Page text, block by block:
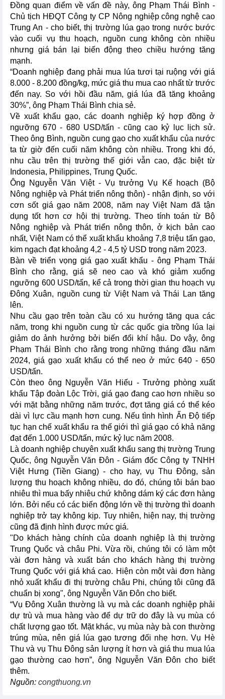
Đồng quan điểm về vấn đề này, ông Phạm Thái Bình -
Chủ tịch HĐQT Công ty CP Nông nghiệp công nghệ cao
Trung An - cho biết, thị trường lúa gạo trong nước bước
vào cuối vụ thu hoạch, nguồn cung không còn nhiều
nhưng giá bán lại biến động theo chiều hướng tăng
mạnh.
“Doanh nghiệp đang phải mua lúa tươi tại ruộng với giá
8.000 - 8.200 đồng/kg, mức giá thu mua cao nhất từ trước
đến nay. So với hồi đầu năm, giá lúa đã tăng khoảng
30%”, ông Phạm Thái Bình chia sẻ.
Về xuất khẩu gạo, các doanh nghiệp ký hợp đồng ở
ngưỡng 670 - 680 USD/tấn - cũng cao kỷ lục lịch sử.
Theo ông Bình, nguồn cung gạo cho xuất khẩu của nước
ta từ giờ đến cuối năm không còn nhiều. Trong khi đó,
nhu cầu trên thị trường thế giới vẫn cao, đặc biệt từ
Indonesia, Philippines, Trung Quốc.
Ông Nguyễn Văn Việt - Vụ trưởng Vụ Kế hoạch (Bộ
Nông nghiệp và Phát triển nông thôn) - nhận định, so với
cơn sốt giá gạo năm 2008, năm nay Việt Nam đã tận
dụng tốt hơn cơ hội thị trường. Theo tính toán từ Bộ
Nông nghiệp và Phát triển nông thôn, ở kịch bản cao
nhất, Việt Nam có thể xuất khẩu khoảng 7,8 triệu tấn gạo,
kim ngạch đạt khoảng 4,2 - 4,5 tỷ USD trong năm 2023.
Bàn về triển vọng giá gạo xuất khẩu - ông Phạm Thái
Bình cho rằng, giá sẽ neo cao và khó giảm xuống
ngưỡng 600 USD/tấn, kể cả trong thời gian thu hoạch vụ
Đông Xuân, nguồn cung từ Việt Nam và Thái Lan tăng
lên.
Nhu cầu gạo trên toàn cầu có xu hướng tăng qua các
năm, trong khi nguồn cung từ các quốc gia trồng lúa lại
giảm do ảnh hưởng bởi biến đổi khí hậu. Do vậy, ông
Phạm Thái Bình cho rằng trong những tháng đầu năm
2024, giá gạo xuất khẩu có thể neo ở mức 640 - 650
USD/tấn.
Còn theo ông Nguyễn Văn Hiếu - Trưởng phòng xuất
khẩu Tập đoàn Lộc Trời, giá gạo đang cao hơn nhiều so
với mặt bằng những năm trước, đợt tăng giá có thể kéo
dài vì lực cầu mạnh hơn cung. Nếu tình hình Ấn Độ tiếp
tục hạn chế xuất khẩu ra thế giới thì giá gạo có khả năng
đạt đến 1.000 USD/tấn, mức kỷ lục năm 2008.
Là doanh nghiệp chuyên xuất khẩu sang thị trường Trung
Quốc, ông Nguyễn Văn Đôn - Giám đốc Công ty TNHH
Việt Hưng (Tiền Giang) - cho hay, vụ Thu Đông, sản
lượng thu hoạch không nhiều, do đó, chúng tôi bán bao
nhiêu thì mua bấy nhiêu chứ không dám ký các đơn hàng
lớn. Bởi nếu có các biến động lớn về thị trường thì doanh
nghiệp trở tay không kịp. Tuy nhiên, hiện nay, thị trường
cũng đã định hình được mức giá.
"Do khách hàng chính của doanh nghiệp là thị trường
Trung Quốc và châu Phi. Vừa rồi, chúng tôi có làm một
vài đơn hàng và xuất bán cho khách hàng thị trường
Trung Quốc với giá khá cao. Hiện còn một vài đơn hàng
nhỏ xuất khẩu đi thị trường châu Phi, chúng tôi cũng đã
chuẩn bị xong", ông Nguyễn Văn Đôn cho biết.
“Vụ Đông Xuân thường là vụ mà các doanh nghiệp phải
dự trù và mua hàng vào để dự trữ do đây là vụ mùa có
chất lượng gạo tốt. Mặt khác, vụ mùa này bà con thường
trúng mùa, nên giá lúa gạo tương đối nhẹ hơn. Vụ Hè
Thu và vụ Thu Đông sản lượng ít hơn và giá thu mua lúa
gạo thường cao hơn”, ông Nguyễn Văn Đôn cho biết
thêm.
Nguồn: congthuong.vn